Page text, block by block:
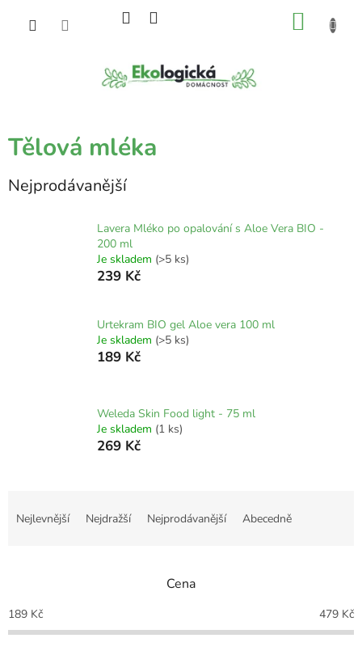
Tělová mléka
Nejprodávanější
Lavera Mléko po opalování s Aloe Vera BIO -
200 ml
Je skladem (>5 ks)
239 Kč
Urtekram BIO gel Aloe vera 100 ml
Je skladem (>5 ks)
189 Kč
Weleda Skin Food light - 75 ml
Je skladem (1 ks)
269 Kč
p
r
o
Nejlevnější Nejdražší Nejprodávanější Abecedně
Cena
189 Kč 479 Kč